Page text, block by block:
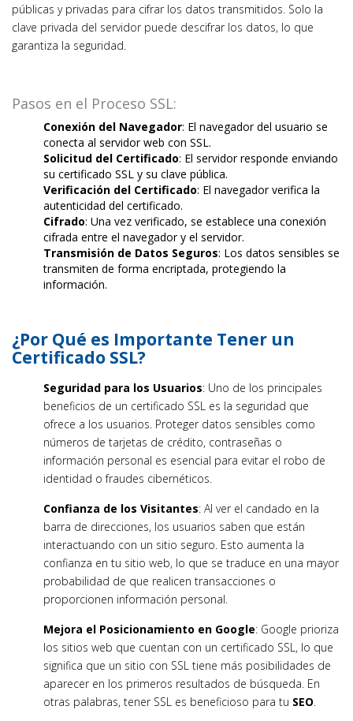
públicas y privadas para cifrar los datos transmitidos. Solo la
clave privada del servidor puede descifrar los datos, lo que
garantiza la seguridad.
Pasos en el Proceso SSL:
Conexión del Navegador: El navegador del usuario se
conecta al servidor web con SSL.
Solicitud del Certificado: El servidor responde enviando
su certificado SSL y su clave pública.
Verificación del Certificado: El navegador verifica la
autenticidad del certificado.
Cifrado: Una vez verificado, se establece una conexión
cifrada entre el navegador y el servidor.
Transmisión de Datos Seguros: Los datos sensibles se
transmiten de forma encriptada, protegiendo la
información.
¿Por Qué es Importante Tener un
Certificado SSL?
Seguridad para los Usuarios: Uno de los principales
beneficios de un certificado SSL es la seguridad que
ofrece a los usuarios. Proteger datos sensibles como
números de tarjetas de crédito, contraseñas o
información personal es esencial para evitar el robo de
identidad o fraudes cibernéticos.
Confianza de los Visitantes: Al ver el candado en la
barra de direcciones, los usuarios saben que están
interactuando con un sitio seguro. Esto aumenta la
confianza en tu sitio web, lo que se traduce en una mayor
probabilidad de que realicen transacciones o
proporcionen información personal.
Mejora el Posicionamiento en Google: Google prioriza
los sitios web que cuentan con un certificado SSL, lo que
significa que un sitio con SSL tiene más posibilidades de
aparecer en los primeros resultados de búsqueda. En
otras palabras, tener SSL es beneficioso para tu SEO.